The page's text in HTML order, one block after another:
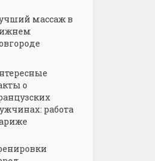
массаж в
о
работа